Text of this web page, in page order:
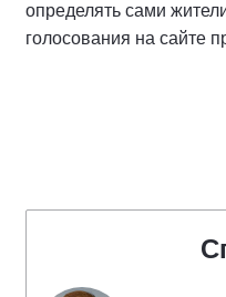
определять сами
голосования на сайте